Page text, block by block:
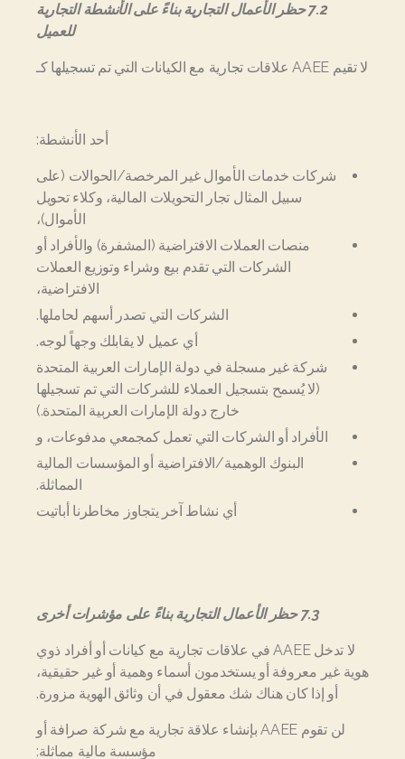
7.2 حظر الأعمال التجارية بناءً على الأنشطة التجارية
للعميل
لا تقيم AAEE علاقات تجارية مع الكيانات التي تم تسجيلها كـ
أحد الأنشطة:
شركات خدمات الأموال غير المرخصة/الحوالات (على
سبيل المثال تجار التحويلات المالية، وكلاء تحويل
الأموال)،
منصات العملات الافتراضية (المشفرة) والأفراد أو
الشركات التي تقدم بيع وشراء وتوزيع العملات
الافتراضية،
الشركات التي تصدر أسهم لحاملها.
أي عميل لا يقابلك وجهاً لوجه.
شركة غير مسجلة في دولة الإمارات العربية المتحدة
(لا يُسمح بتسجيل العملاء للشركات التي تم تسجيلها
خارج دولة الإمارات العربية المتحدة.)
الأفراد أو الشركات التي تعمل كمجمعي مدفوعات، و
البنوك الوهمية/الافتراضية أو المؤسسات المالية
المماثلة.
أي نشاط آخر يتجاوز مخاطرنا أباتيت
7.3 حظر الأعمال التجارية بناءً على مؤشرات أخرى
لا تدخل AAEE في علاقات تجارية مع كيانات أو أفراد ذوي
هوية غير معروفة أو يستخدمون أسماء وهمية أو غير حقيقية،
أو إذا كان هناك شك معقول في أن وثائق الهوية مزورة.
لن تقوم AAEE بإنشاء علاقة تجارية مع شركة صرافة أو
مؤسسة مالية مماثلة: